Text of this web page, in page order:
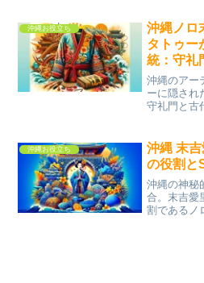
はずです。
沖縄お役立ち
沖縄ノロ
タトゥー
統：守礼
沖縄のアー
ーに隠され
守礼門と古
沖縄お役立ち
沖縄 末
の役割と
沖縄の神秘
合。末吉愛
割であるノ